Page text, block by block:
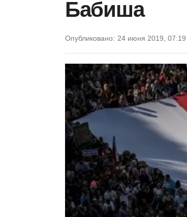
Бабиша
Опубликовано: 24 июня 2019, 07:19